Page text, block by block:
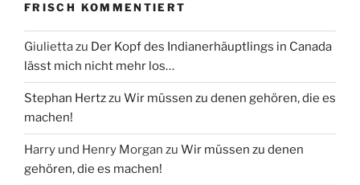
FRISCH KOMMENTIERT
Giuliettazu Der Kopf des Indianerhäuptlings in Canada
lässt mich nicht mehr los…
Stephan Hertzzu Wir müssen zu denen gehören, die es
machen!
Harry und Henry Morgan zu Wir müssen zu denen
gehören, die es machen!